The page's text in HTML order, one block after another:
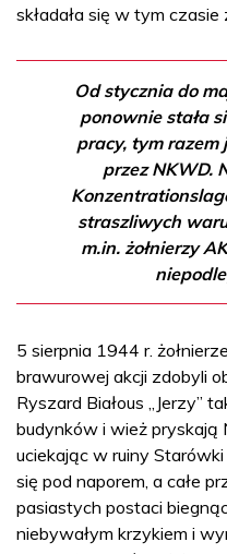
składała się w tym
Od stycznia do
ponownie stała
pracy, tym
przez NKWD.
straszliwych
m.in. żołnierzy
5 sierpnia 1944 r.
brawurowej akcji zdobyli
Ryszard Białous „Jerzy”
budynków i wież pryskają
uciekając w ruiny
się pod naporem, a całe
pasiastych postaci
niebywałym krzykiem i